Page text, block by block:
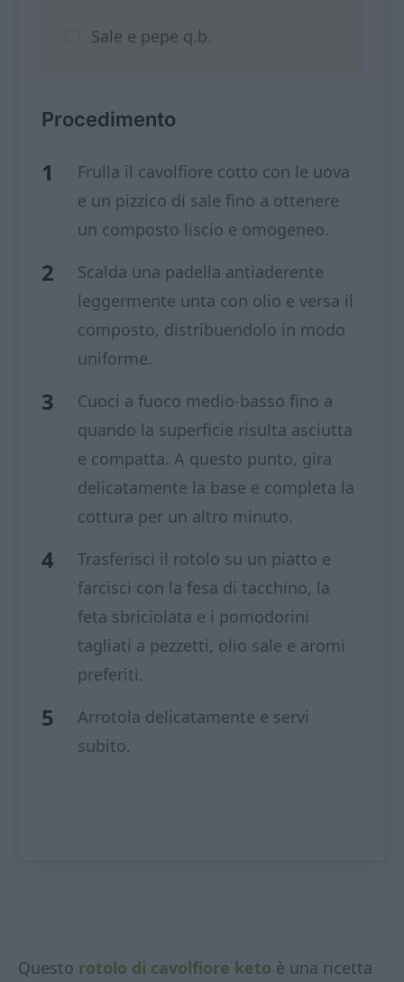
Sale e pepe q.b.
Procedimento
Frulla il cavolfiore cotto con le uova
e un pizzico di sale fino a ottenere
un composto liscio e omogeneo.
Scalda una padella antiaderente
leggermente unta con olio e versa il
composto, distribuendolo in modo
uniforme.
Cuoci a fuoco medio-basso fino a
quando la superficie risulta asciutta
e compatta. A questo punto, gira
delicatamente la base e completa la
cottura per un altro minuto.
Trasferisci il rotolo su un piatto e
farcisci con la fesa di tacchino, la
feta sbriciolata e i pomodorini
tagliati a pezzetti, olio sale e aromi
preferiti.
Arrotola delicatamente e servi
subito.
Questo rotolo di cavolfiore keto è una ricetta